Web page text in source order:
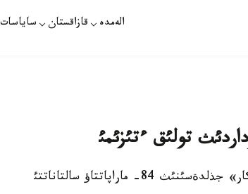
الەمدە قازاقستان ساياسات
تولئق ءتئزئمئ
استانا. 27 - اقپان. قازاقپارات - لوس-اندجةلةستة «وسكار» جذلدةسئنئث 84- ماراپاتتاؤ سالتاناتتئ